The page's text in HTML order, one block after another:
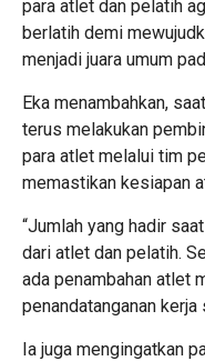
para atlet dan pelatih
berlatih demi
menjadi juara umum
Eka menambahkan,
terus melakukan
para atlet melalui tim
memastikan kesiapan
“Jumlah yang hadir
dari atlet dan pelatih.
ada penambahan atlet
penandatanganan kerja
Ia juga mengingatkan